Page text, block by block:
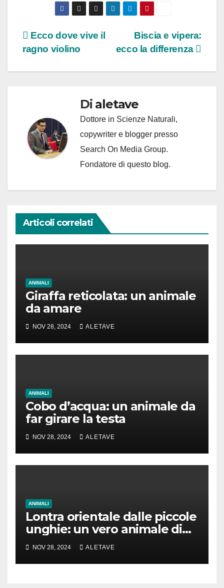
Navigazione
articoli
Biscia e vipera:
ecco la differenza
Ecco dove vive il
ragno violino
Di aletave
Dottore in Scienze Naturali,
copywriter e blogger presso
Search On Media Group.
Fondatore di questo blog.
Articoli correlati
ANIMALI
Giraffa reticolata: un animale
da amare
NOV 28, 2024 ALETAVE
ANIMALI
Cobo d’acqua: un animale da
far girare la testa
NOV 28, 2024 ALETAVE
ANIMALI
Lontra orientale dalle piccole
unghie: un vero animale di
cui parlare
NOV 28, 2024 ALETAVE